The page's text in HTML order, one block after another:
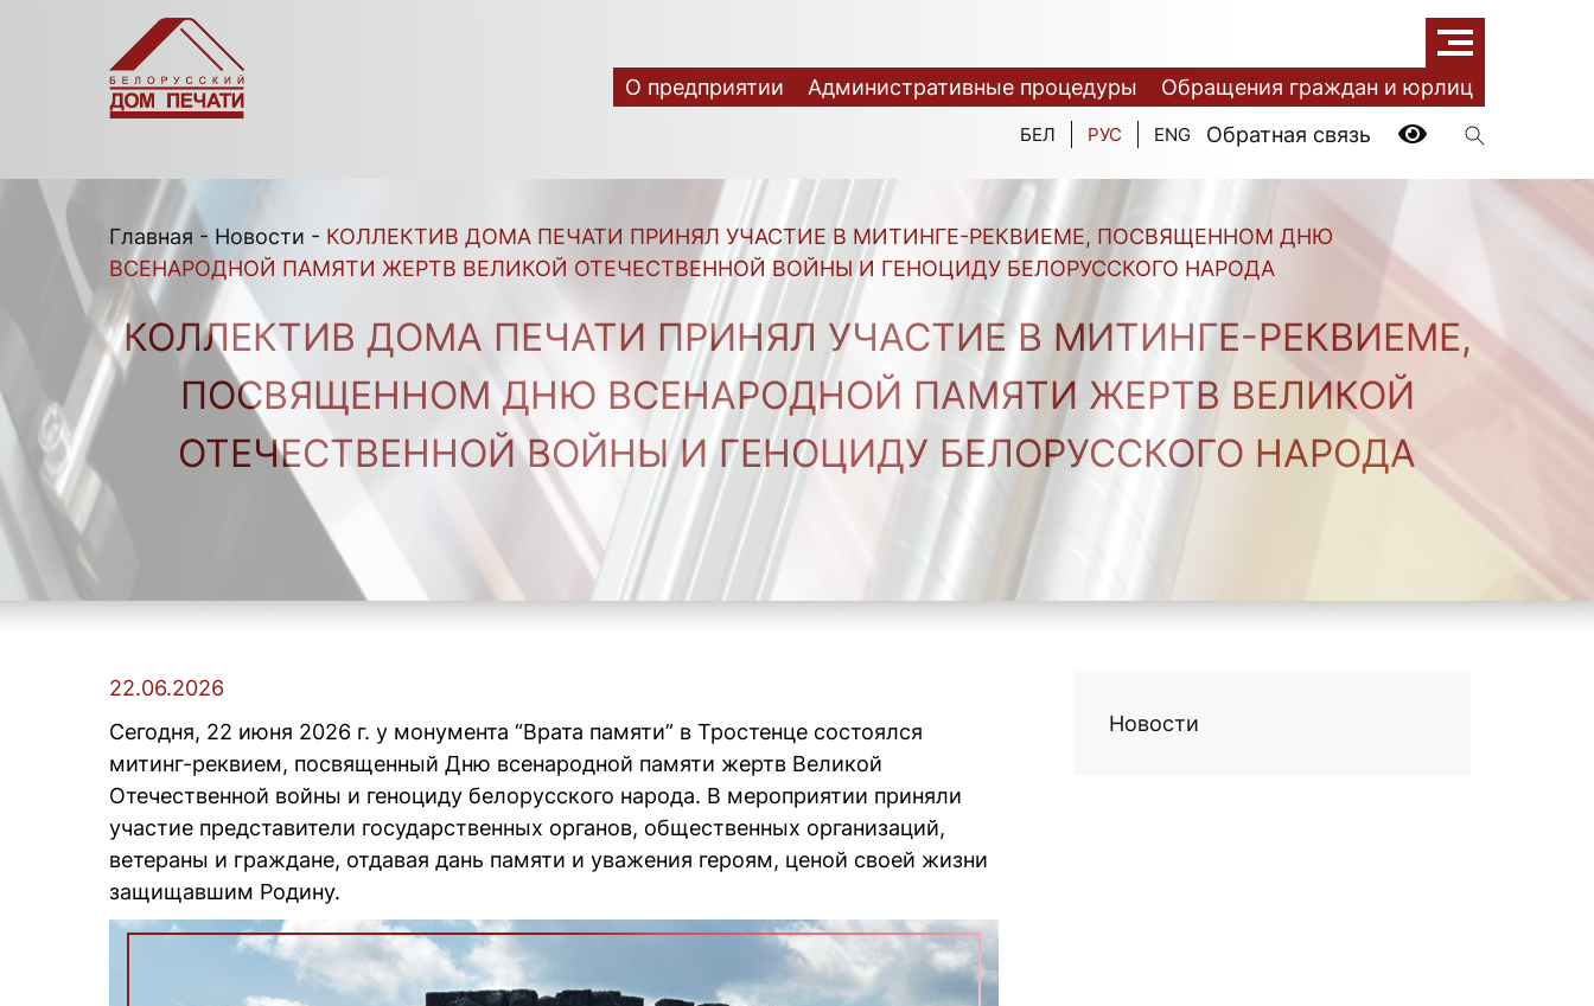
БЕЛ РУС ENG Обратная связь
О предприятии Административные процедуры Обращения граждан и юрлиц
Главная - Новости - КОЛЛЕКТИВ ДОМА ПЕЧАТИ ПРИНЯЛ УЧАСТИЕ В МИТИНГЕ-РЕКВИЕМЕ, ПОСВЯЩЕННОМ ДНЮ
ВСЕНАРОДНОЙ ПАМЯТИ ЖЕРТВ ВЕЛИКОЙ ОТЕЧЕСТВЕННОЙ ВОЙНЫ И ГЕНОЦИДУ БЕЛОРУССКОГО НАРОДА
КОЛЛЕКТИВ ДОМА ПЕЧАТИ ПРИНЯЛ УЧАСТИЕ В МИТИНГЕ-РЕКВИЕМЕ,
ПОСВЯЩЕННОМ ДНЮ ВСЕНАРОДНОЙ ПАМЯТИ ЖЕРТВ ВЕЛИКОЙ
ОТЕЧЕСТВЕННОЙ ВОЙНЫ И ГЕНОЦИДУ БЕЛОРУССКОГО НАРОДА
22.06.2026
Сегодня, 22 июня 2026 г. у монумента “Врата памяти” в Тростенце состоялся
митинг-реквием, посвященный Дню всенародной памяти жертв Великой
Отечественной войны и геноциду белорусского народа. В мероприятии приняли
участие представители государственных органов, общественных организаций,
ветераны и граждане, отдавая дань памяти и уважения героям, ценой своей жизни
защищавшим Родину.
Новости